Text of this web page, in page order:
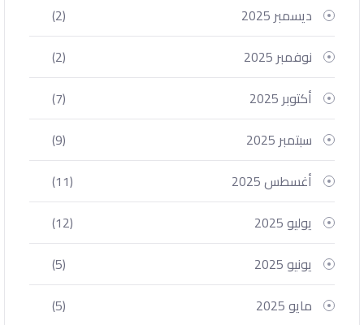
ديسمبر 2025
(2)
نوفمبر 2025
(2)
أكتوبر 2025
(7)
سبتمبر 2025
(9)
أغسطس 2025
(11)
يوليو 2025
(12)
يونيو 2025
(5)
مايو 2025
(5)